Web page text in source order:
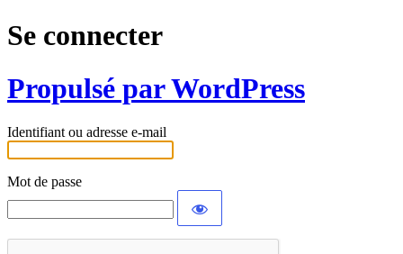
Se connecter
Propulsé par WordPress
Identifiant ou adresse e-mail
Mot de passe